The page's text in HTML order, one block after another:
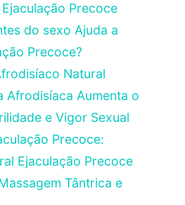
Precoce
do sexo Ajuda a
Precoce?
Natural
Afrodisíaca Aumenta o
e Vigor Sexual
Precoce:
Ejaculação Precoce
Tântrica e